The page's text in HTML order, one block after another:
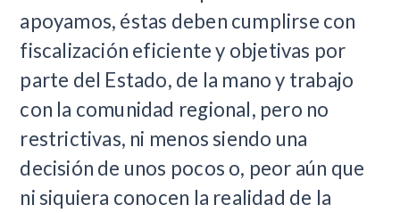
apoyamos, éstas deben cumplirse con
fiscalización eficiente y objetivas por
parte del Estado, de la mano y trabajo
con la comunidad regional, pero no
restrictivas, ni menos siendo una
decisión de unos pocos o, peor aún que
ni siquiera conocen la realidad de la